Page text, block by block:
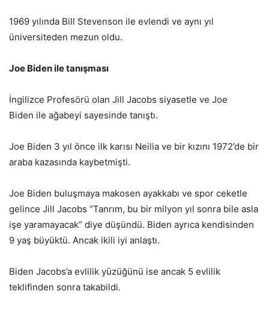
1969 yılında Bill Stevenson ile evlendi ve aynı yıl
üniversiteden mezun oldu.
Joe Biden ile tanışması
İngilizce Profesörü olan Jill Jacobs siyasetle ve Joe
Biden ile ağabeyi sayesinde tanıştı.
Joe Biden 3 yıl önce ilk karısı Neilia ve bir kızını 1972’de bir
araba kazasında kaybetmişti.
Joe Biden buluşmaya makosen ayakkabı ve spor ceketle
gelince Jill Jacobs “Tanrım, bu bir milyon yıl sonra bile asla
işe yaramayacak” diye düşündü. Biden ayrıca kendisinden
9 yaş büyüktü. Ancak ikili iyi anlaştı.
Biden Jacobs’a evlilik yüzüğünü ise ancak 5 evlilik
teklifinden sonra takabildi.